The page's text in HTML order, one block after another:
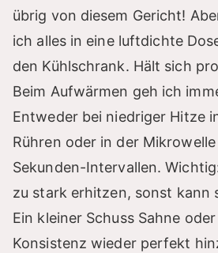
übrig von diesem Gericht!
ich alles in eine luftdichte
den Kühlschrank. Hält sich
Beim Aufwärmen geh ich
Entweder bei niedriger Hitze
Rühren oder in der
Sekunden-Intervallen.
zu stark erhitzen, sonst kann
Ein kleiner Schuss Sahne
Konsistenz wieder perfekt